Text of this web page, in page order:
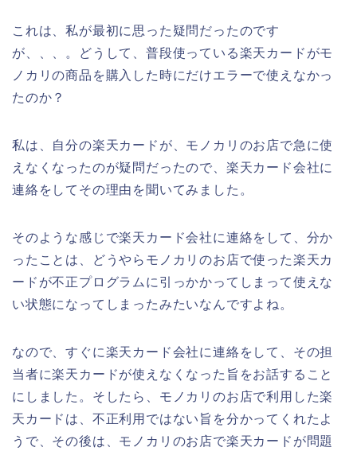
これは、私が最初に思った疑問だったのです
が、、、。どうして、普段使っている楽天カードがモ
ノカリの商品を購入した時にだけエラーで使えなかっ
たのか？
私は、自分の楽天カードが、モノカリのお店で急に使
えなくなったのが疑問だったので、楽天カード会社に
連絡をしてその理由を聞いてみました。
そのような感じで楽天カード会社に連絡をして、分か
ったことは、どうやらモノカリのお店で使った楽天カ
ードが不正プログラムに引っかかってしまって使えな
い状態になってしまったみたいなんですよね。
なので、すぐに楽天カード会社に連絡をして、その担
当者に楽天カードが使えなくなった旨をお話すること
にしました。そしたら、モノカリのお店で利用した楽
天カードは、不正利用ではない旨を分かってくれたよ
うで、その後は、モノカリのお店で楽天カードが問題